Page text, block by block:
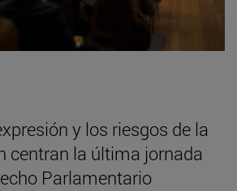
y los riesgos de la
centran la última jornada
Parlamentario